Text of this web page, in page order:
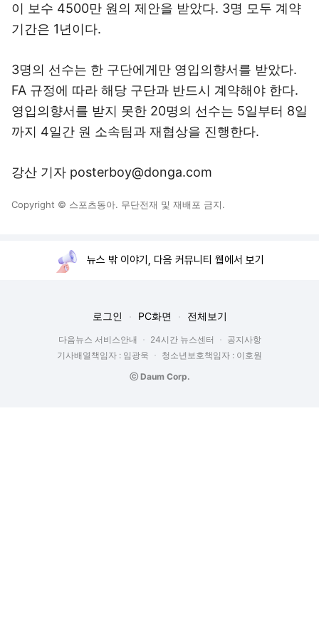
이 보수 4500만 원의 제안을 받았다. 3명 모두 계약
기간은 1년이다.
3명의 선수는 한 구단에게만 영입의향서를 받았다.
FA 규정에 따라 해당 구단과 반드시 계약해야 한다.
영입의향서를 받지 못한 20명의 선수는 5일부터 8일
까지 4일간 원 소속팀과 재협상을 진행한다.
강산 기자 posterboy@donga.com
Copyright © 스포츠동아. 무단전재 및 재배포 금지.
뉴스 밖 이야기, 다음 커뮤니티 웹에서 보기
로그인 PC화면 전체보기
다음뉴스 서비스안내 24시간 뉴스센터
공지사항
기사배열책임자 : 임광욱
청소년보호책임자 : 이호원
ⓒ Daum Corp.